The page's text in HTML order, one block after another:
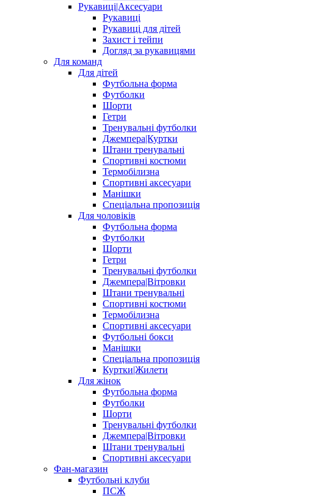
Рукавиці|Аксесуари
Рукавиці
Рукавиці для дітей
Захист і тейпи
Догляд за рукавицями
Для команд
Для дітей
Футбольна форма
Футболки
Шорти
Гетри
Тренувальні футболки
Джемпера|Куртки
Штани тренувальні
Спортивні костюми
Термобілизна
Спортивні аксесуари
Манішки
Спеціальна пропозиція
Для чоловіків
Футбольна форма
Футболки
Шорти
Гетри
Тренувальні футболки
Джемпера|Вітровки
Штани тренувальні
Спортивні костюми
Термобілизна
Спортивні аксесуари
Футбольні бокси
Манішки
Спеціальна пропозиція
Куртки|Жилети
Для жінок
Футбольна форма
Футболки
Шорти
Тренувальні футболки
Джемпера|Вітровки
Штани тренувальні
Спортивні аксесуари
Фан-магазин
Футбольні клуби
ПСЖ